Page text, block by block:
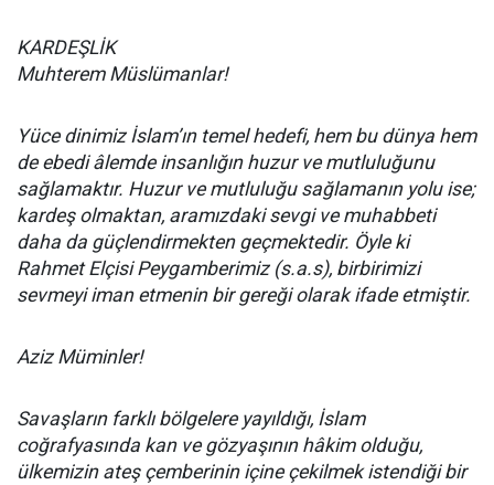
KARDEŞLİK
Muhterem Müslümanlar!
Yüce dinimiz İslam’ın temel hedefi, hem bu dünya hem
de ebedi âlemde insanlığın huzur ve mutluluğunu
sağlamaktır. Huzur ve mutluluğu sağlamanın yolu ise;
kardeş olmaktan, aramızdaki sevgi ve muhabbeti
daha da güçlendirmekten geçmektedir. Öyle ki
Rahmet Elçisi Peygamberimiz (s.a.s), birbirimizi
sevmeyi iman etmenin bir gereği olarak ifade etmiştir.
Aziz Müminler!
Savaşların farklı bölgelere yayıldığı, İslam
coğrafyasında kan ve gözyaşının hâkim olduğu,
ülkemizin ateş çemberinin içine çekilmek istendiği bir